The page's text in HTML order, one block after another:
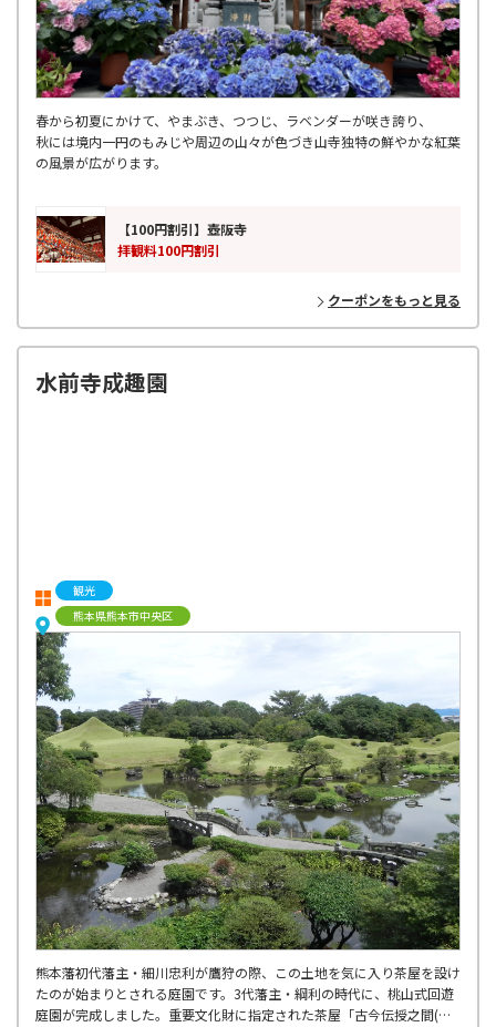
春から初夏にかけて、やまぶき、つつじ、ラベンダーが咲き誇り、
秋には境内一円のもみじや周辺の山々が色づき山寺独特の鮮やかな紅葉
の風景が広がります。
【100円割引】壺阪寺
拝観料100円割引
クーポンをもっと見る
水前寺成趣園
観光
熊本県熊本市中央区
熊本藩初代藩主・細川忠利が鷹狩の際、この土地を気に入り茶屋を設け
たのが始まりとされる庭園です。3代藩主・綱利の時代に、桃山式回遊
庭園が完成しました。重要文化財に指定された茶屋「古今伝授之間(こ